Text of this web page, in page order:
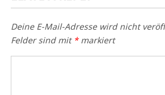
Deine E-Mail-Adresse wird nicht
Felder sind mit *markiert